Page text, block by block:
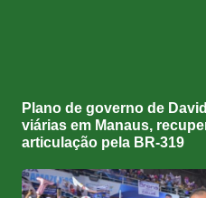
Plano de governo de
viárias em Manaus,
articulação pela BR-319